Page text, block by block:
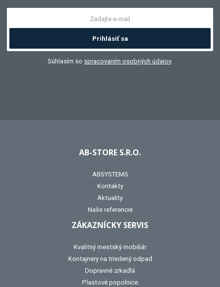
Prihlásiť sa
Súhlasím so spracovaním osobných údajov.
AB-STORE S.R.O.
ABSYSTEMS
Kontakty
Aktuality
Naše referencie
ZÁKAZNÍCKY SERVIS
Kvalitný mestský mobiliár
Kontajnery na triedený odpad
Dopravné zrkadlá
Plastové popolnice